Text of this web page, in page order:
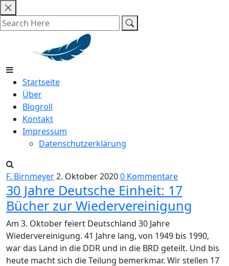
Skip
to
content
Startseite
Über
Blogroll
Kontakt
Impressum
Datenschutzerklärung
F. Birnmeyer2. Oktober 20200 Kommentare
30 Jahre Deutsche Einheit: 17
Bücher zur Wiedervereinigung
Am 3. Oktober feiert Deutschland 30 Jahre
Wiedervereinigung. 41 Jahre lang, von 1949 bis 1990,
war das Land in die DDR und in die BRD geteilt. Und bis
heute macht sich die Teilung bemerkmar. Wir stellen 17